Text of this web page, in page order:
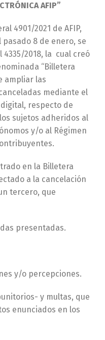
AFIP”
4901/2021 de AFIP,
8 de enero, se
4335/2018, la cual creó
“Billetera
ampliar las
mediante el
respecto de
sujetos adheridos al
y/o al Régimen
en la Billetera
a la cancelación
tercero, que
presentadas.
y/o percepciones.
y multas, que
enunciados en los